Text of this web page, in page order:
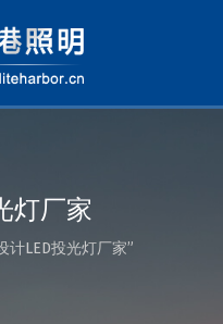
灯厂家
计LED投光灯厂家”